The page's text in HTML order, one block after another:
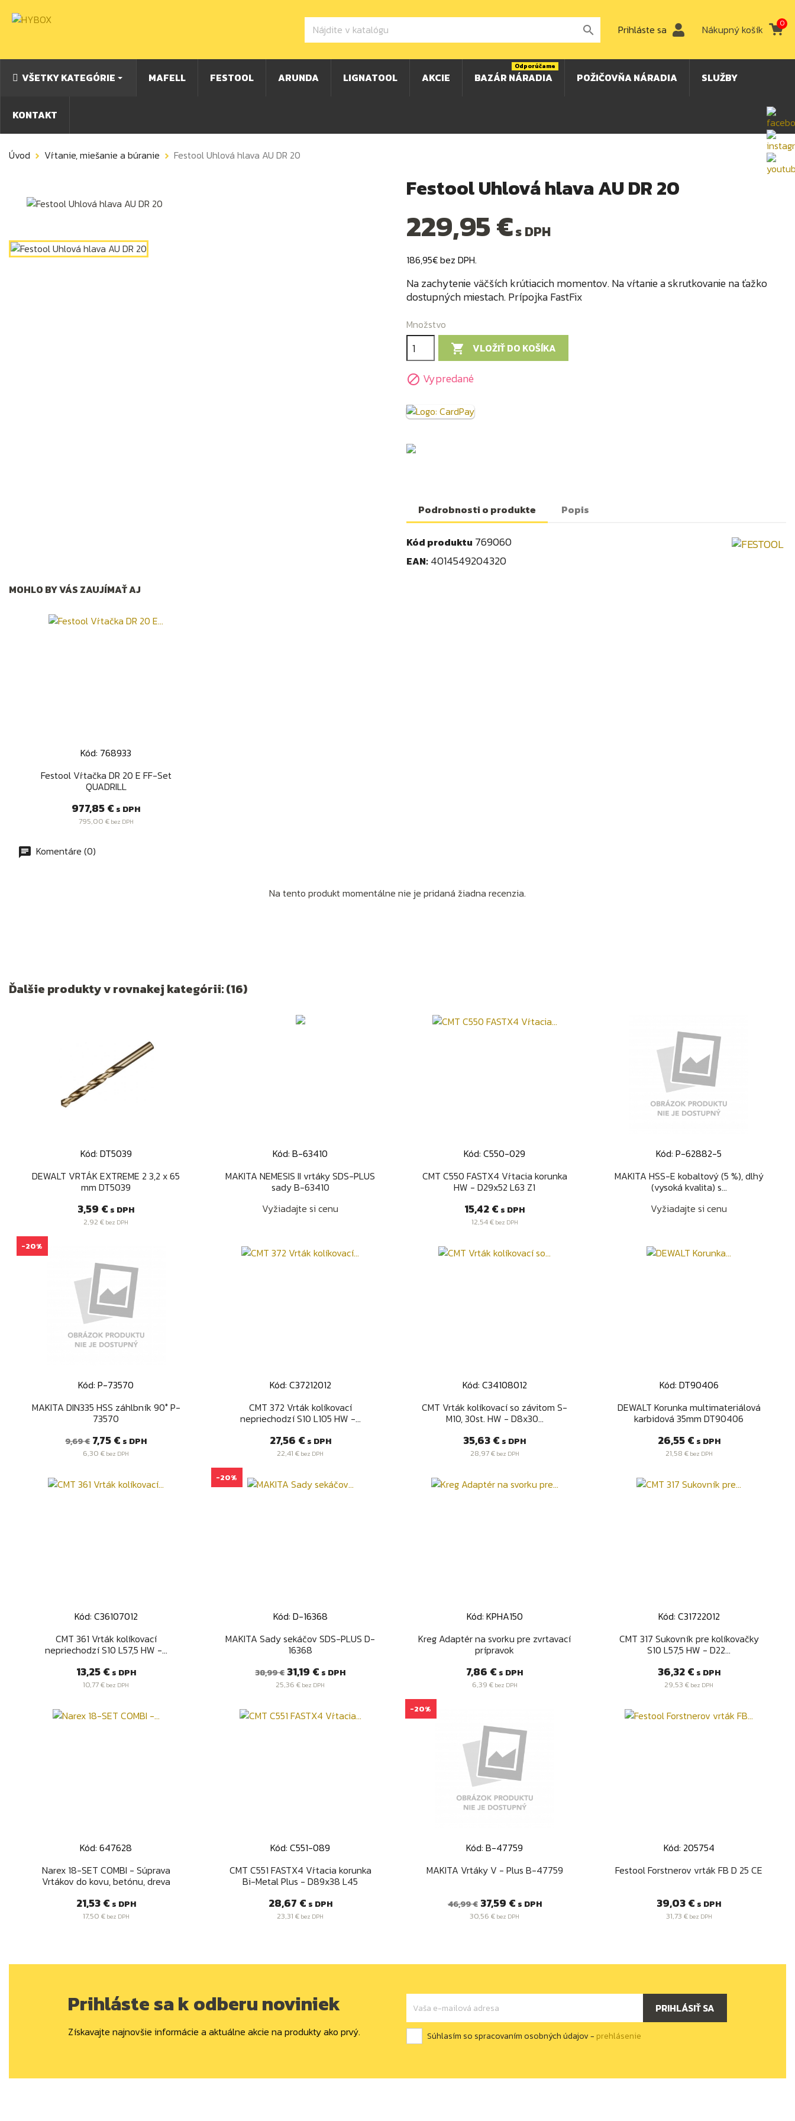
 Prihláste sa Nákupný košík 0
VŠETKY KATEGÓRIE MAFELL FESTOOL ARUNDA LIGNATOOL AKCIE BAZÁR NÁRADIA
Odporúčame
POŽIČOVŇA NÁRADIA SLUŽBY
KONTAKT
Úvod Vŕtanie, miešanie a búranie Festool Uhlová hlava AU DR 20
Festool Uhlová hlava AU DR 20
229,95 €s DPH
186,95€ bez DPH.
Na zachytenie väčších krútiacich momentov. Na vŕtanie a skrutkovanie na ťažko
dostupných miestach. Prípojka FastFix
Množstvo

VLOŽIŤ DO KOŠÍKA
 Vypredané
Podrobnosti o produkte Popis
Kód produktu 769060
EAN: 4014549204320
MOHLO BY VÁS ZAUJÍMAŤ AJ
Kód: 768933
Festool Vŕtačka DR 20 E FF-Set
QUADRILL
Cena
977,85 € s DPH
795,00 €bez DPH
Rýchly náhľad
Komentáre (0)
Na tento produkt momentálne nie je pridaná žiadna recenzia.
Ďalšie produkty v rovnakej kategórii: (16)
Kód: DT5039
DEWALT VRTÁK EXTREME 2 3,2 x 65
mm DT5039
Cena
3,59 € s DPH
2,92 € bez DPH
Rýchly náhľad
Kód: B-63410
MAKITA NEMESIS II vrtáky SDS-PLUS
sady B-63410
Vyžiadajte si cenu
Rýchly náhľad
Kód: C550-029
CMT C550 FASTX4 Vŕtacia korunka
HW - D29x52 L63 Z1
Cena
15,42 € s DPH
12,54 €bez DPH
Rýchly náhľad
Kód: P-62882-5
MAKITA HSS-E kobaltový (5 %), dlhý
(vysoká kvalita) s...
Vyžiadajte si cenu
Rýchly náhľad
Kód: P-73570
MAKITA DIN335 HSS záhlbník 90° P-
73570
Bežná
cena
9,69 € Cena
7,75 € s DPH
6,30 € bez DPH
-20%
Rýchly náhľad
Kód: C37212012
CMT 372 Vrták kolíkovací
nepriechodzí S10 L105 HW -...
Cena
27,56 € s DPH
22,41 € bez DPH
Rýchly náhľad
Kód: C34108012
CMT Vrták kolíkovací so závitom S-
M10, 30st. HW - D8x30...
Cena
35,63 € s DPH
28,97 €bez DPH
Rýchly náhľad
Kód: DT90406
DEWALT Korunka multimateriálová
karbidová 35mm DT90406
Cena
26,55 € s DPH
21,58 €bez DPH
Rýchly náhľad
Kód: C36107012
CMT 361 Vrták kolíkovací
nepriechodzí S10 L57,5 HW -...
Cena
13,25 € s DPH
10,77 € bez DPH
Rýchly náhľad
Kód: D-16368
MAKITA Sady sekáčov SDS-PLUS D-
16368
Bežná
cena
38,99 € Cena
31,19 € s DPH
25,36 € bez DPH
-20%
Rýchly náhľad
Kód: KPHA150
Kreg Adaptér na svorku pre zvrtavací
prípravok
Cena
7,86 € s DPH
6,39 €bez DPH
Rýchly náhľad
Kód: C31722012
CMT 317 Sukovník pre kolíkovačky
S10 L57,5 HW - D22...
Cena
36,32 € s DPH
29,53 € bez DPH
Rýchly náhľad
Kód: 647628
Narex 18-SET COMBI - Súprava
Vrtákov do kovu, betónu, dreva
Cena
21,53 € s DPH
17,50 €bez DPH
Rýchly náhľad
Kód: C551-089
CMT C551 FASTX4 Vŕtacia korunka
Bi-Metal Plus - D89x38 L45
Cena
28,67 € s DPH
23,31 € bez DPH
Rýchly náhľad
Kód: B-47759
MAKITA Vrtáky V - Plus B-47759
Bežná
cena
46,99 € Cena
37,59 € s DPH
30,56 € bez DPH
-20%
Rýchly náhľad
Kód: 205754
Festool Forstnerov vrták FB D 25 CE
Cena
39,03 € s DPH
31,73 €bez DPH
Rýchly náhľad
Prihláste sa k odberu noviniek
Získavajte najnovšie informácie a aktuálne akcie na produkty ako prvý. Súhlasím so spracovaním osobných údajov - prehlásenie